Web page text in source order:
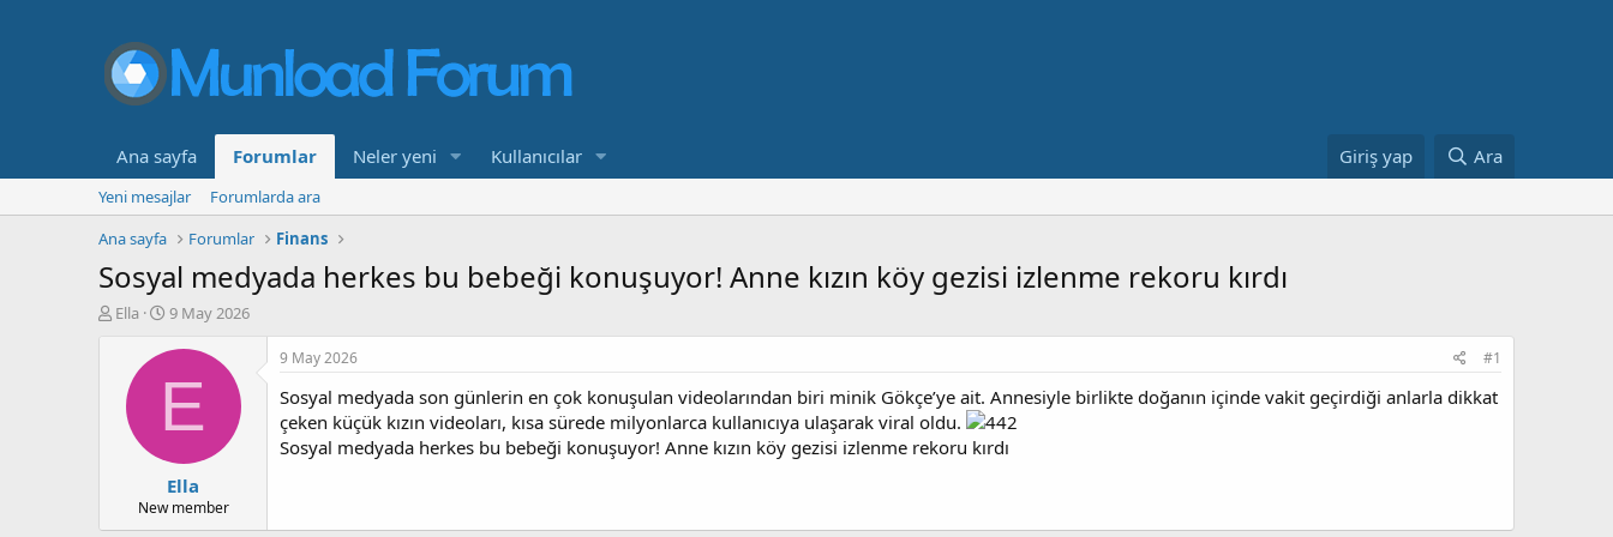
Ana sayfa Forumlar Neler yeni Kullanıcılar Giriş yap Ara
Yeni mesajlar
Forumlarda ara
Ana sayfa
Forumlar Finans
Sosyal medyada herkes bu bebeği konuşuyor! Anne kızın köy gezisi izlenme rekoru kırdı
K
l
Ella
B
ş
a
n
ı
ç
t
a
9 May 2026
E
Ella
New member
9 May 2026 #1
Sosyal medyada son günlerin en çok konuşulan videolarından biri minik Gökçe’ye ait. Annesiyle birlikte doğanın içinde vakit geçirdiği anlarla dikkat
çeken küçük kızın videoları, kısa sürede milyonlarca kullanıcıya ulaşarak viral oldu.
Sosyal medyada herkes bu bebeği konuşuyor! Anne kızın köy gezisi izlenme rekoru kırdı